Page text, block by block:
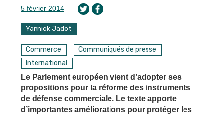
5 février 2014
Yannick Jadot
Commerce
Communiqués de presse
International
Le Parlement européen vient d’adopter ses
propositions pour la réforme des instruments
de défense commerciale. Le texte apporte
d’importantes améliorations pour protéger les